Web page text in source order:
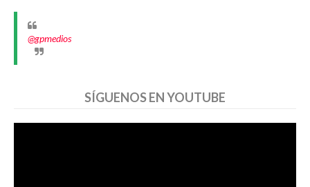
@gpmedios
SÍGUENOS EN YOUTUBE